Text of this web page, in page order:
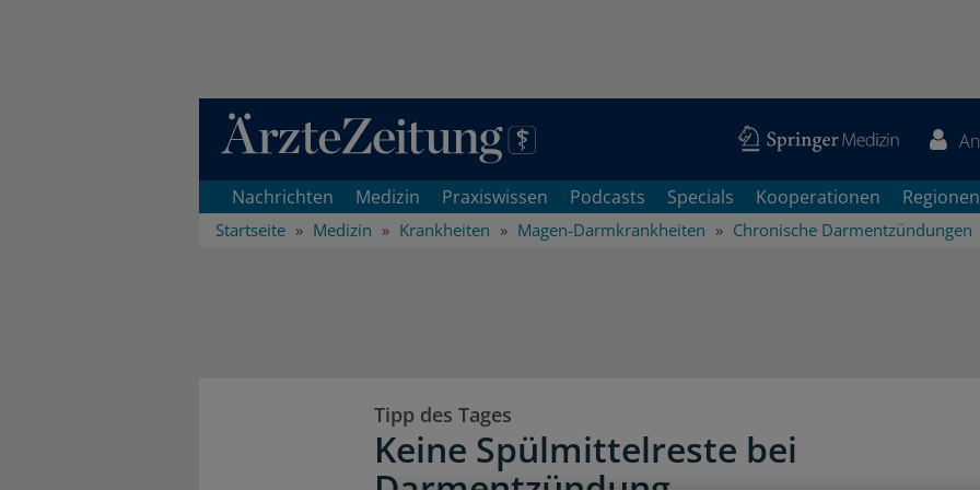
Direkt zum Inhaltsbereich
Nachrichten Medizin Praxiswissen Podcasts Specials Kooperationen Regionen
Startseite Medizin Krankheiten Magen-Darmkrankheiten Chronische Darmentzündungen
Tipp des Tages
Keine Spülmittelreste bei